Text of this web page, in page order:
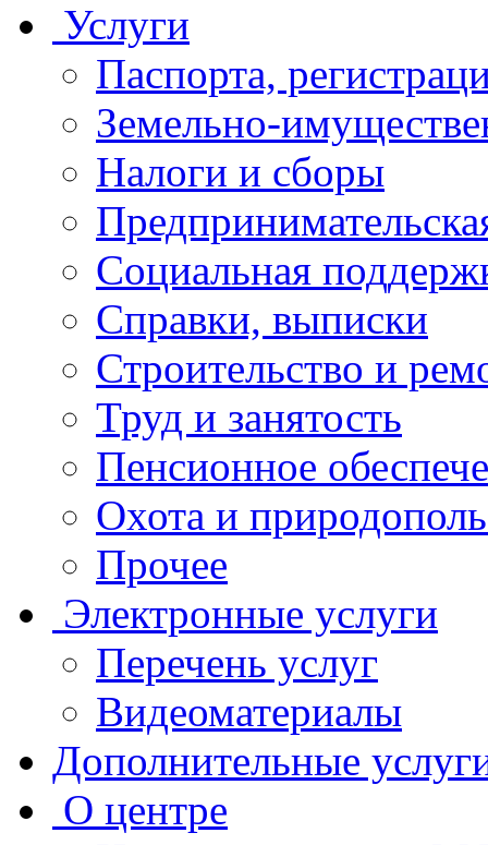
Услуги
Паспорта,
Земельно-
Налоги и сборы
Социальная
Справки, выписки
Строительство и
Труд и занятость
Пенсионное
Охота и
Прочее
Электронные услуги
Перечень услуг
Видеоматериалы
Дополнительные
О центре